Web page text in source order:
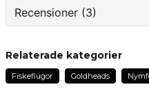
question
Fråga oss något om
Recensioner (3)
Tapio
Relaterade kategorier
Fiskeflugor Goldheads